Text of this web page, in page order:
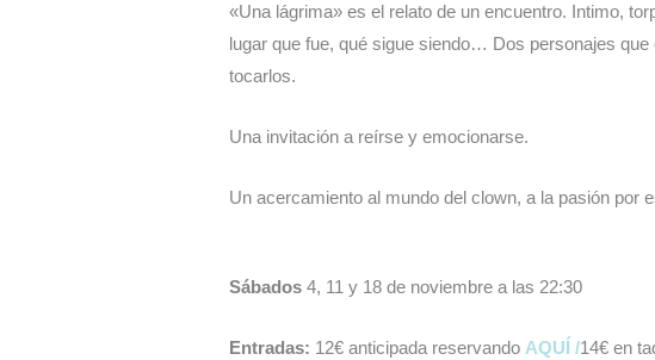
«Una lágrima» es el relato de un encuentro. Intimo,
lugar que fue, qué sigue siendo… Dos personajes
tocarlos.
Una invitación a reírse y emocionarse.
Un acercamiento al mundo del clown, a la pasión por
Sábados4, 11 y 18 de noviembre a las 22:30
Entradas: 12€ anticipada reservando AQUÍ /14€ en